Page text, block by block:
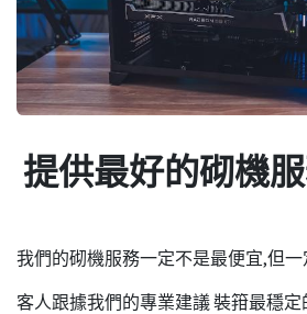
提供最好的砌機
我們的砌機服務一定不是最便宜,但一
客人跟據我們的專業建議 裝箝最穩定